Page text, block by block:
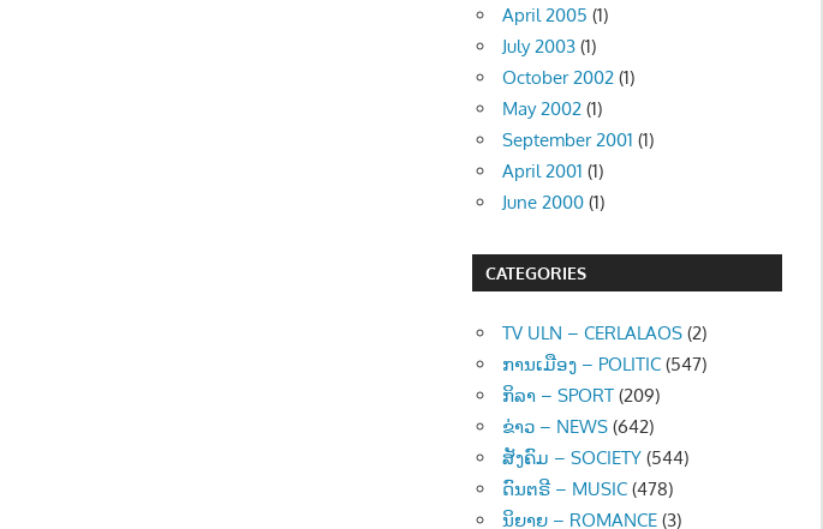
April 2005 (1)
July 2003 (1)
October 2002 (1)
May 2002 (1)
September 2001 (1)
April 2001 (1)
June 2000 (1)
CATEGORIES
TV ULN – CERLALAOS (2)
ການເມືອງ – POLITIC (547)
ກິລາ – SPORT (209)
ຂ່າວ – NEWS (642)
ສັງຄົມ – SOCIETY (544)
ດົນຕຣີ – MUSIC (478)
ນິຍາຍ – ROMANCE (3)